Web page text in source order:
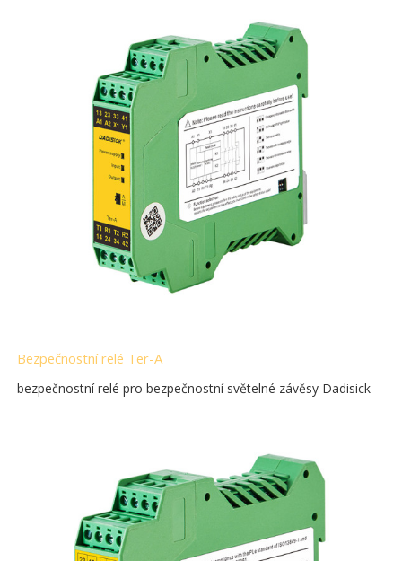
Bezpečnostní relé Ter-A
bezpečnostní relé pro bezpečnostní světelné závěsy Dadisick